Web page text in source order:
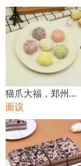
猫爪大福，郑州甜
点批发 郑州冻品批
发市场，郑州小食
品批发
面议